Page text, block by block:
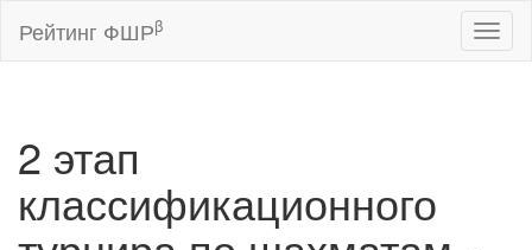
Рейтинг ФШРβ
2 этап
классификационного